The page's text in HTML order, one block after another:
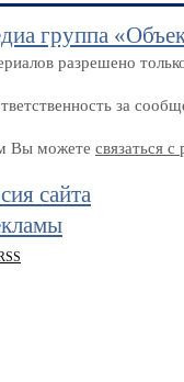
группа
разрешено
за
Вы можете связаться с
сайта